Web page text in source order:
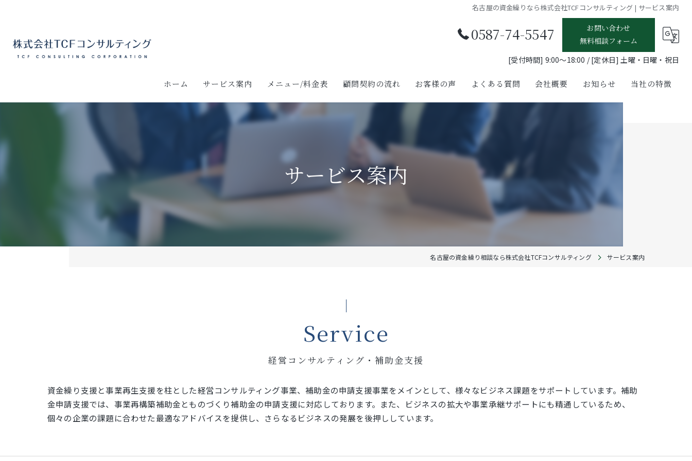
名古屋の資金繰りなら株式会社TCFコンサルティング | サービス案内
0587-74-5547
お問い合わせ
無料相談フォーム
[受付時間] 9:00〜18:00 / [定休日] 土曜・日曜・祝日
ホーム サービス案内
資金繰り支援について
事業再生支援について
中小企業省力化投資補助金（一般型）について
ものづくり補助金について
メニュー/料金表 顧問契約の流れ お客様の声 よくある質問 会社概要 お知らせ 当社の特徴
サービス案内
名古屋の資金繰り相談なら株式会社TCFコンサルティング サービス案内
経営コンサルティング・補助金支援
Service
資金繰り支援と事業再生支援を柱とした経営コンサルティング事業、補助金の申請支援事業をメインとして、様々なビジネス課題をサポートしています。補助
金申請支援では、事業再構築補助金とものづくり補助金の申請支援に対応しております。また、ビジネスの拡大や事業承継サポートにも精通しているため、
個々の企業の課題に合わせた最適なアドバイスを提供し、さらなるビジネスの発展を後押ししています。